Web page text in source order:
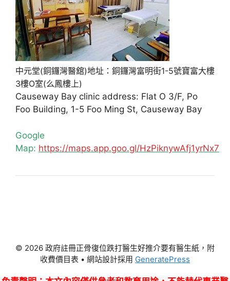
中元堂(銅鑼灣醫舘)地址：銅鑼灣富明街1-5號寶富大樓
3樓O室(么鳳樓上)
Causeway Bay clinic address: Flat O 3/F, Po
Foo Building, 1-5 Foo Ming St, Causeway Bay
Google
Map: https://maps.app.goo.gl/HzPiknywAfj1yrNx7
© 2026 政府註冊正骨復位跌打醫生好推介要有醫生紙，附
收費價目表 • 網站設計採用 GeneratePress